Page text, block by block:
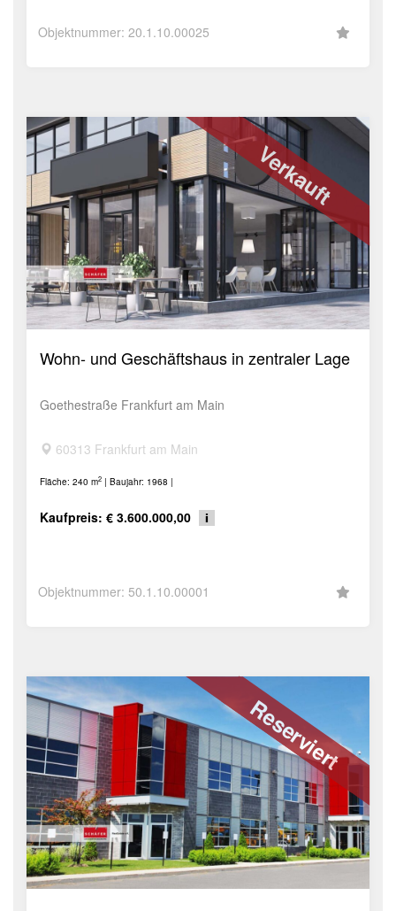
Objektnummer: 20.1.10.00025
Verkauft
Wohn- und Geschäftshaus in zentraler Lage
Goethestraße Frankfurt am Main
60313 Frankfurt am Main
Fläche: 240 m2 | Baujahr: 1968 |
Kaufpreis: € 3.600.000,00
Objektnummer: 50.1.10.00001
Reserviert